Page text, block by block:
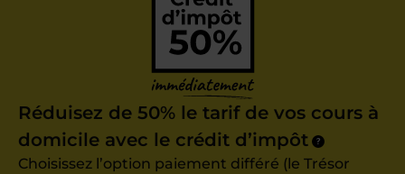
Réduisez de 50% le tarif de vos cours à
domicile avec le crédit d’impôt
?
Choisissez l’option paiement différé (le Trésor